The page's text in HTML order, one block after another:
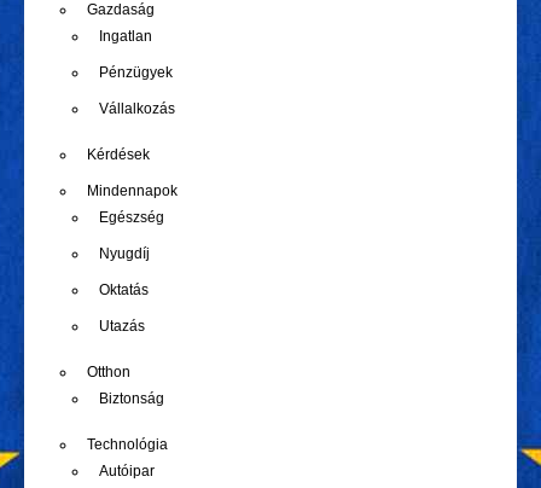
Gazdaság
Ingatlan
Pénzügyek
Vállalkozás
Kérdések
Mindennapok
Egészség
Nyugdíj
Oktatás
Utazás
Otthon
Biztonság
Technológia
Autóipar